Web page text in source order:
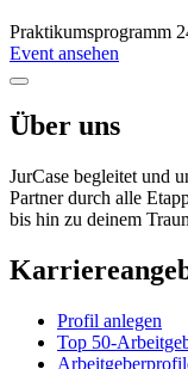
Praktikumsprogramm
Event ansehen
Über uns
JurCase begleitet und
Partner durch alle
bis hin zu deinem
Profil anlegen
Top 50-